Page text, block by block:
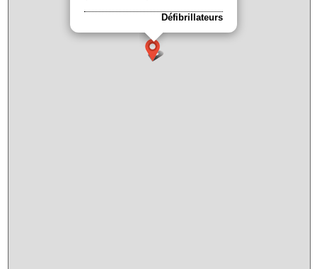
Défibrillateurs